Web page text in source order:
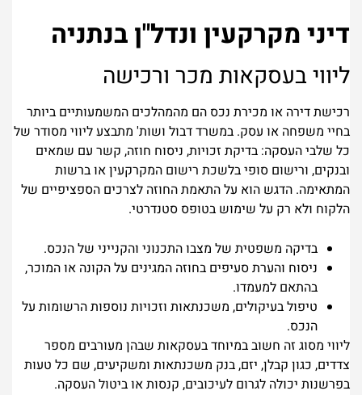
דיני מקרקעין ונדל"ן בנתניה
ליווי בעסקאות מכר ורכישה
רכישת דירה או מכירת נכס הם מהמהלכים המשמעותיים ביותר
בחיי משפחה או עסק. במשרד דבול ושות' מתבצע ליווי מסודר של
כל שלבי העסקה: בדיקת זכויות, ניסוח חוזה, קשר עם שמאים
ובנקים, ורישום סופי בלשכת רישום המקרקעין או ברשות
המתאימה. הדגש הוא על התאמת החוזה לצרכים הספציפיים של
הלקוח ולא רק על שימוש בטופס סטנדרטי.
בדיקה משפטית של מצבו התכנוני והקנייני של הנכס.
ניסוח והערת סעיפים בחוזה המגינים על הקונה או המוכר,
בהתאם למעמדו.
טיפול בעיקולים, משכנתאות וזכויות נוספות הרשומות על
הנכס.
ליווי מסוג זה חשוב במיוחד בעסקאות שבהן מעורבים מספר
צדדים, כגון קבלן, יזם, בנק משכנתאות ומשקיעים, שם כל טעות
בפרשנות יכולה לגרום לעיכובים, קנסות או ביטול העסקה.